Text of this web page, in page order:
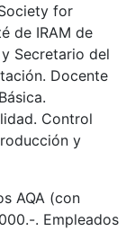
for
de IRAM de
Secretario del
Docente
Control
y
AQA (con
. Empleados